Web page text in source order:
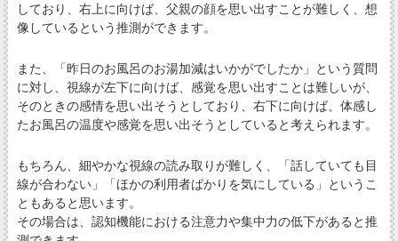
しており、右上に向けば、父親の顔を思い出すことが難しく、想
像しているという推測ができます。
また、「昨日のお風呂のお湯加減はいかがでしたか」という質問
に対し、視線が左下に向けば、感覚を思い出すことは難しいが、
そのときの感情を思い出そうとしており、右下に向けば、体感し
たお風呂の温度や感覚を思い出そうとしていると考えられます。
もちろん、細やかな視線の読み取りが難しく、「話していても目
線が合わない」「ほかの利用者ばかりを気にしている」というこ
ともあると思います。
その場合は、認知機能における注意力や集中力の低下があると推